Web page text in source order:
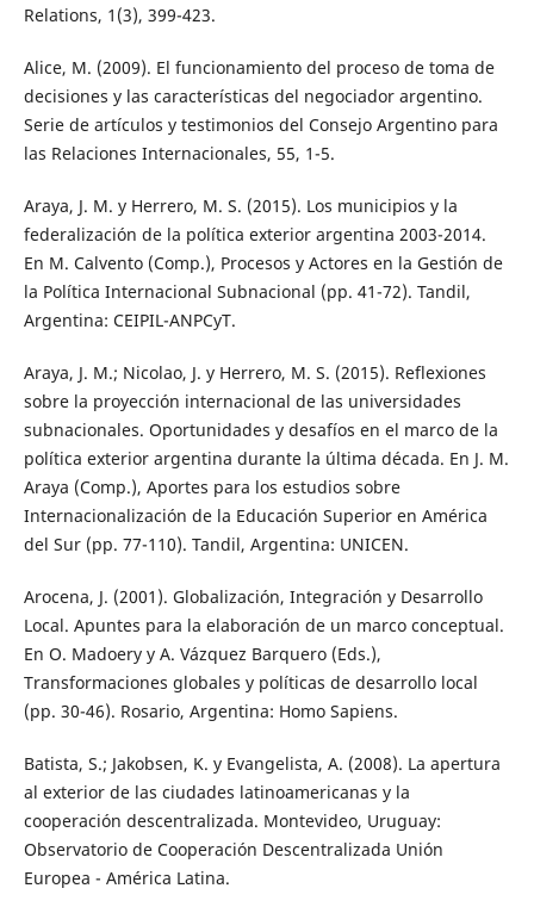
Relations, 1(3), 399-423.
Alice, M. (2009). El funcionamiento del proceso de toma de
decisiones y las características del negociador argentino.
Serie de artículos y testimonios del Consejo Argentino para
las Relaciones Internacionales, 55, 1-5.
Araya, J. M. y Herrero, M. S. (2015). Los municipios y la
federalización de la política exterior argentina 2003-2014.
En M. Calvento (Comp.), Procesos y Actores en la Gestión de
la Política Internacional Subnacional (pp. 41-72). Tandil,
Argentina: CEIPIL-ANPCyT.
Araya, J. M.; Nicolao, J. y Herrero, M. S. (2015). Reflexiones
sobre la proyección internacional de las universidades
subnacionales. Oportunidades y desafíos en el marco de la
política exterior argentina durante la última década. En J. M.
Araya (Comp.), Aportes para los estudios sobre
Internacionalización de la Educación Superior en América
del Sur (pp. 77-110). Tandil, Argentina: UNICEN.
Arocena, J. (2001). Globalización, Integración y Desarrollo
Local. Apuntes para la elaboración de un marco conceptual.
En O. Madoery y A. Vázquez Barquero (Eds.),
Transformaciones globales y políticas de desarrollo local
(pp. 30-46). Rosario, Argentina: Homo Sapiens.
Batista, S.; Jakobsen, K. y Evangelista, A. (2008). La apertura
al exterior de las ciudades latinoamericanas y la
cooperación descentralizada. Montevideo, Uruguay:
Observatorio de Cooperación Descentralizada Unión
Europea - América Latina.